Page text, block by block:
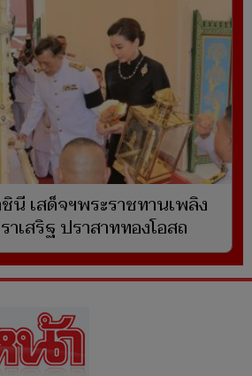
นี เสด็จฯพระราชทานเพลิง
เสริฐ ปราสาททองโอสถ